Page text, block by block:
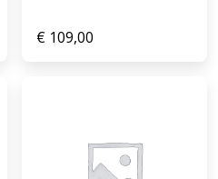
€ 109,00